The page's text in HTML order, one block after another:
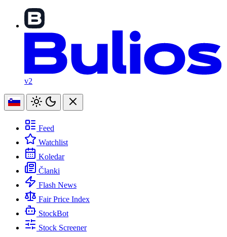
v2
Feed
Watchlist
Koledar
Članki
Flash News
Fair Price Index
StockBot
Stock Screener